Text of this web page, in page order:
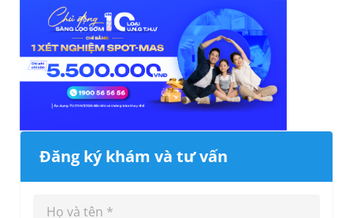
Đăng ký khám và tư vấn